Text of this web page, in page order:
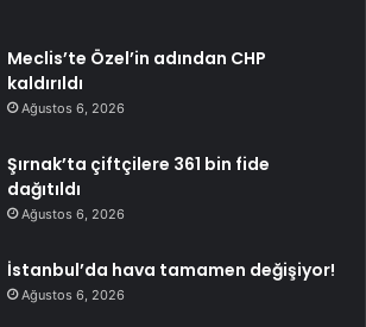
Meclis’te Özel’in adından CHP
kaldırıldı
Ağustos 6, 2026
Şırnak’ta çiftçilere 361 bin fide
dağıtıldı
Ağustos 6, 2026
İstanbul’da hava tamamen değişiyor!
Ağustos 6, 2026